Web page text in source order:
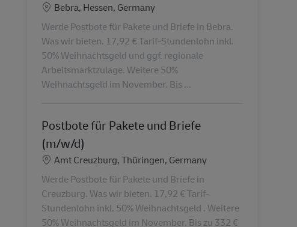
Konum
Bebra, Hessen, Germany
Werde Postbote für Pakete und Briefe in Bebra.
Was wir bieten. 17,92 € Tarif-Stundenlohn inkl.
50% Weihnachtsgeld und ggf. regionale
Arbeitsmarktzulage. Weitere 50%
Weihnachtsgeld im November. Bis ...
Postbote für Pakete und Briefe
(m/w/d)
Konum
Amt Creuzburg, Thüringen, Germany
Werde Postbote für Pakete und Briefe in
Creuzburg. Was wir bieten. 17,92 € Tarif-
Stundenlohn inkl. 50% Weihnachtsgeld . Weitere
50% Weihnachtsgeld im November. Bis zu 332 €